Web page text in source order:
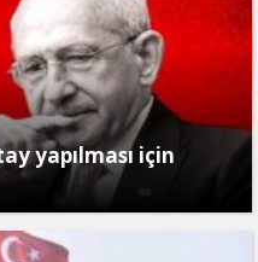
yapılması için